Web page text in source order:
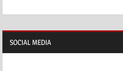
SOCIAL MEDIA